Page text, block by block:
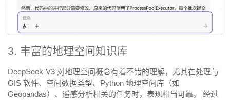
3. 丰富的地理空间知识库
DeepSeek-V3 对地理空间概念有着不错的理解，尤其在处理与
GIS 软件、空间数据类型、Python 地理空间库（如
Geopandas）、遥感分析相关的任务时，表现相当可靠。 经过